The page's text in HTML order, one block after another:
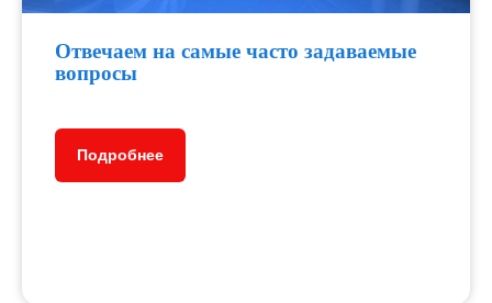
Отвечаем на самые часто задаваемые
вопросы
Подробнее